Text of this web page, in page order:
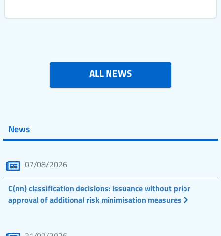
ALL NEWS
News
07/08/2026
C(nn) classification decisions: issuance without prior
approval of additional risk minimisation measures